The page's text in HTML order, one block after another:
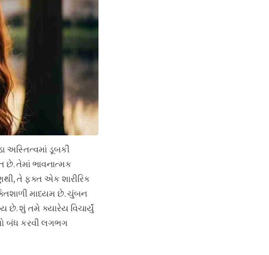
ડૂબકી
તેમાં ભાવનાત્મક
તે ફક્ત એક શારીરિક
માધ્યમ છે. ચુંબન
છે. શું તમે ક્યારેય વિચાર્યું
બંધ કરવી લગભગ